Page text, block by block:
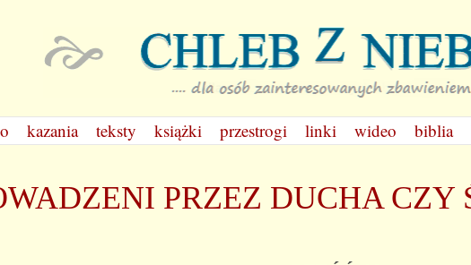
kazania teksty książki przestrogi linki wideo biblia
PRZEZ DUCHA